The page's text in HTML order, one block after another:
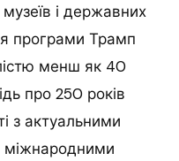
і державних
програми Трамп
менш як 40
про 250 років
з актуальними
міжнародними